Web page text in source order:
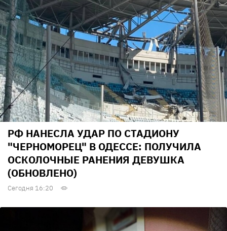
РФ НАНЕСЛА УДАР ПО СТАДИОНУ
"ЧЕРНОМОРЕЦ" В ОДЕССЕ: ПОЛУЧИЛА
ОСКОЛОЧНЫЕ РАНЕНИЯ ДЕВУШКА
(ОБНОВЛЕНО)
Сегодня 16:20